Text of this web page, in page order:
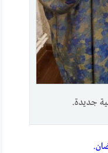
جديدة.